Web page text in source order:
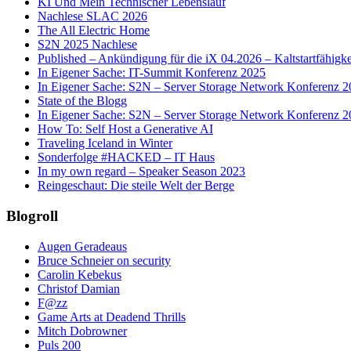
Nachlese SLAC 2026
The All Electric Home
S2N 2025 Nachlese
Published – Ankündigung für die iX 04.2026 –
In Eigener Sache: IT-Summit Konferenz 2025
In Eigener Sache: S2N – Server Storage Network Konferenz
State of the Blogg
In Eigener Sache: S2N – Server Storage Network Konferenz
How To: Self Host a Generative AI
Traveling Iceland in Winter
Sonderfolge #HACKED – IT Haus
In my own regard – Speaker Season 2023
Reingeschaut: Die steile Welt der Berge
Blogroll
Augen Geradeaus
Bruce Schneier on security
Carolin Kebekus
Christof Damian
F@zz
Game Arts at Deadend Thrills
Mitch Dobrowner
Puls 200